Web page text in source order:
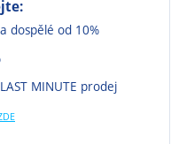
dospělé od 10%
MINUTE prodej